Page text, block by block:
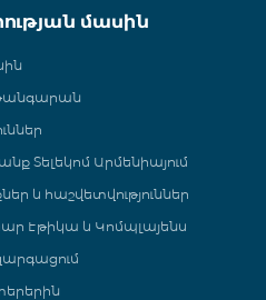
մասին
Տելեկոմ Արմենիայում
և հաշվետվություններ
Էթիկա և Կոմպլայենս